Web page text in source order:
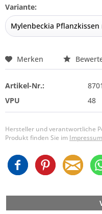
Variante:
Merken
Artikel-Nr.:
VPU
48
Hersteller und verantwortliche
Produkt finden Sie im Impressum